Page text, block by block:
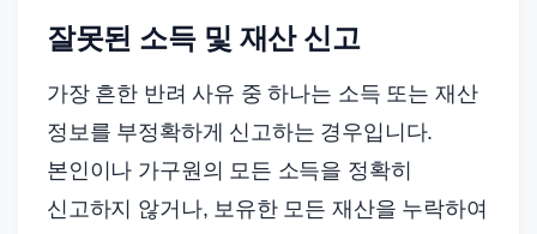
잘못된 소득 및 재산 신고
가장 흔한 반려 사유 중 하나는 소득 또는 재산
정보를 부정확하게 신고하는 경우입니다.
본인이나 가구원의 모든 소득을 정확히
신고하지 않거나, 보유한 모든 재산을 누락하여